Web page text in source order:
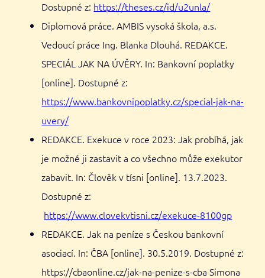
Dostupné z: https://theses.cz/id/u2unla/
Diplomová práce. AMBIS vysoká škola, a.s.
Vedoucí práce Ing. Blanka Dlouhá. REDAKCE.
SPECIÁL JAK NA ÚVĚRY. In: Bankovní poplatky
[online]. Dostupné z:
https://www.bankovnipoplatky.cz/special-jak-na-
uvery/
REDAKCE. Exekuce v roce 2023: Jak probíhá, jak
je možné ji zastavit a co všechno může exekutor
zabavit. In: Člověk v tísni [online]. 13.7.2023.
Dostupné z:
https://www.clovekvtisni.cz/exekuce-8100gp
REDAKCE. Jak na peníze s Českou bankovní
asociací. In: ČBA [online]. 30.5.2019. Dostupné z:
https://cbaonline.cz/jak-na-penize-s-cba Simona